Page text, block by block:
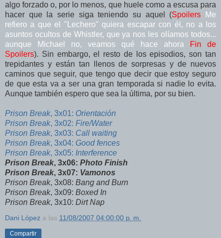
algo forzado o, por lo menos, que huele como a escusa para
hacer que la serie siga teniendo su aquel (Spoilers Me
refiero a que el "Lechero" quiera escapar con él, no a los
asuntos ocultos de Whistler, que ya nos les olíamos todos...
aunque Michael no, veamos qué hace ahora
Fin de
Spoilers). Sin embargo, el resto de los episodios, son tan
trepidantes y están tan llenos de sorpresas y de nuevos
caminos que seguir, que tengo que decir que estoy seguro
de que esta va a ser una gran temporada si nadie lo evita.
Aunque también espero que sea la última, por su bien.
Prison Break, 3x01: Orientación
Prison Break, 3x02: Fire/Water
Prison Break, 3x03: Call waiting
Prison Break, 3x04: Good fences
Prison Break, 3x05: Interference
Prison Break, 3x06: Photo Finish
Prison Break, 3x07: Vamonos
Prison Break, 3x08: Bang and Burn
Prison Break, 3x09: Boxed In
Prison Break, 3x10: Dirt Nap
Dani López a las 11/08/2007 04:00:00 p. m.
Compartir